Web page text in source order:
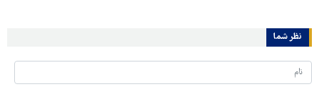
نظر شما